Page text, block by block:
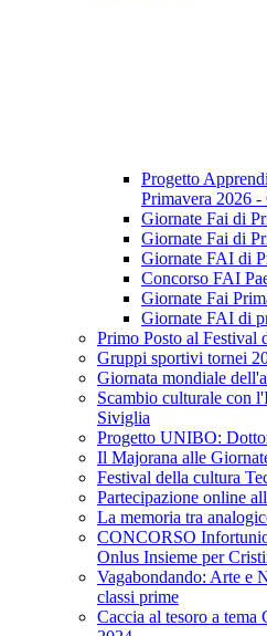
Progetto
Primavera 2026 -
Giornate Fai di
Giornate Fai di
Giornate FAI di
Concorso FAI
Giornate Fai
Giornate FAI di
Primo Posto al Festival
Gruppi sportivi tornei
Giornata mondiale
Scambio culturale con
Siviglia
Progetto UNIBO:
Il Majorana alle
Festival della cultura
Partecipazione online
La memoria tra
CONCORSO
Onlus Insieme per
Vagabondando: Arte e
classi prime
Caccia al tesoro a